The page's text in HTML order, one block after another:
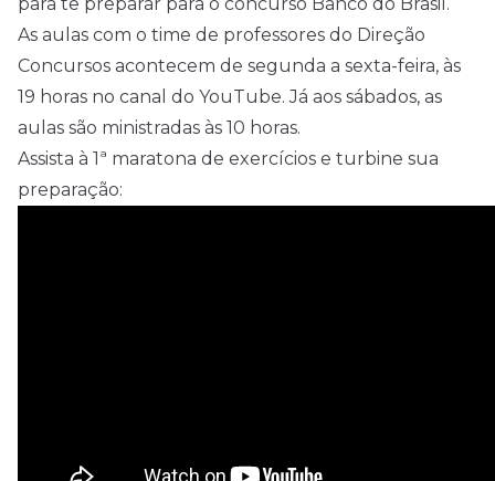
As aulas com o time de professores do Direção
Concursos acontecem de segunda a sexta-feira, às
19 horas no canal do YouTube. Já aos sábados, as
aulas são ministradas às 10 horas.
Assista à 1ª maratona de exercícios e turbine sua
preparação: